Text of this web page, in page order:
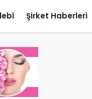
Şirket Haberleri